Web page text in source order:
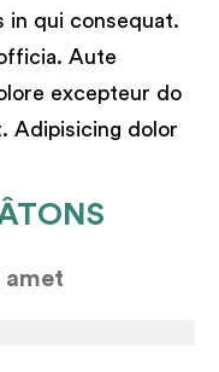
in qui consequat.
Aute
excepteur do
Adipisicing dolor
amet